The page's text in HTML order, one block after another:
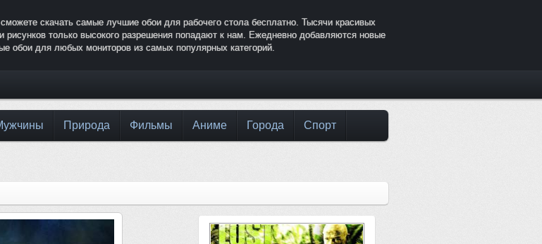
скачать самые лучшие обои для рабочего стола бесплатно. Тысячи красивых
рисунков только высокого разрешения попадают к нам. Ежедневно добавляются новые
обои для любых мониторов из самых популярных категорий.
Природа Фильмы Аниме Города Спорт